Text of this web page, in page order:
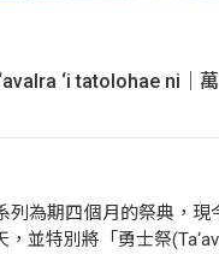
‘i tatolohae ni｜
列為期四個月的祭典，現
，並特別將「勇士祭